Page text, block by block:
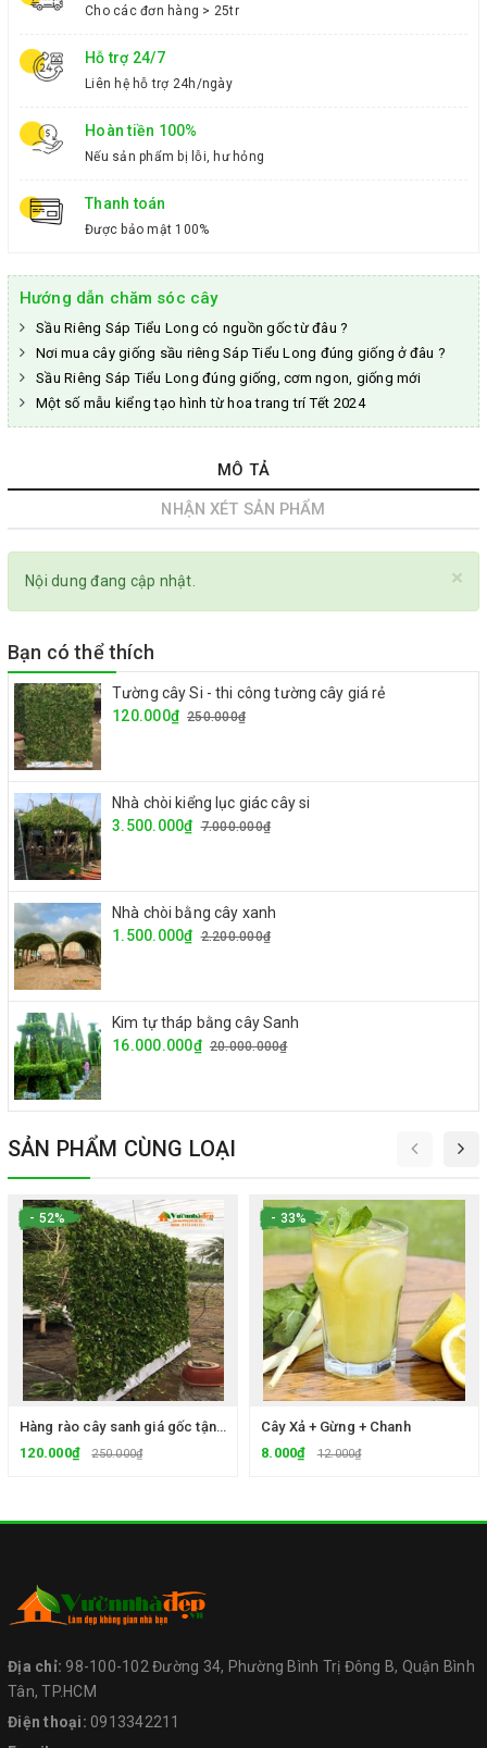
Cho các đơn hàng > 25tr
Hỗ trợ 24/7
Liên hệ hỗ trợ 24h/ngày
Hoàn tiền 100%
Nếu sản phẩm bị lỗi, hư hỏng
Thanh toán
Được bảo mật 100%
Hướng dẫn chăm sóc cây
Sầu Riêng Sáp Tiểu Long có nguồn gốc từ đâu ?
Nơi mua cây giống sầu riêng Sáp Tiểu Long đúng giống ở đâu ?
Sầu Riêng Sáp Tiểu Long đúng giống, cơm ngon, giống mới
Một số mẫu kiểng tạo hình từ hoa trang trí Tết 2024
MÔ TẢ
NHẬN XÉT SẢN PHẨM
×
Nội dung đang cập nhật.
Bạn có thể thích
Tường cây Si - thi công tường cây giá rẻ
120.000₫ 250.000₫
Nhà chòi kiểng lục giác cây si
3.500.000₫ 7.000.000₫
Nhà chòi bằng cây xanh
1.500.000₫ 2.200.000₫
Kim tự tháp bằng cây Sanh
16.000.000₫ 20.000.000₫
SẢN PHẨM CÙNG LOẠI
- 52%
Hàng rào cây sanh giá gốc tận vườn
120.000₫
250.000₫
- 33%
Cây Xả + Gừng + Chanh
8.000₫
12.000₫
Địa chỉ: 98-100-102 Đường 34, Phường Bình Trị Đông B, Quận Bình
Tân, TP.HCM
Điện thoại: 0913342211